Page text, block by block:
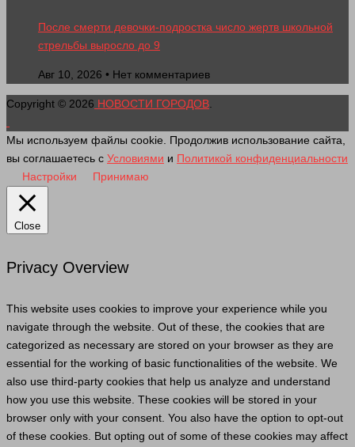
После смерти девочки-подростка число жертв школьной
стрельбы выросло до 9
Авг 10, 2026 • Нет комментариев
Copyright © 2026 НОВОСТИ ГОРОДОВ
Мы используем файлы cookie. Продолжив использование сайта,
вы соглашаетесь с Условиями и Политикой конфиденциальности
Настройки
Принимаю
Close
Privacy Overview
This website uses cookies to improve your experience while you
navigate through the website. Out of these, the cookies that are
categorized as necessary are stored on your browser as they are
essential for the working of basic functionalities of the website. We
also use third-party cookies that help us analyze and understand
how you use this website. These cookies will be stored in your
browser only with your consent. You also have the option to opt-out
of these cookies. But opting out of some of these cookies may affect